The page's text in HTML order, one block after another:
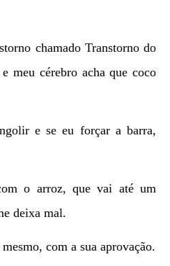
chamado Transtorno do
meu cérebro acha que coco
e se eu forçar a barra,
o arroz, que vai até um
deixa mal.
com a sua aprovação.